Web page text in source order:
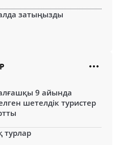
затыңызды
9 айында
шетелдік туристер
турлар